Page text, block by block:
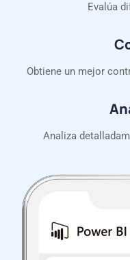
Evalúa
Obtiene un mejor
Analiza